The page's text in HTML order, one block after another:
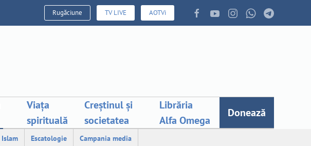
Rugăciune TV LIVE AOTVi
Viața
spirituală
Creștinul și
societatea
Librăria
Alfa Omega
Donează
Islam Escatologie Campania media